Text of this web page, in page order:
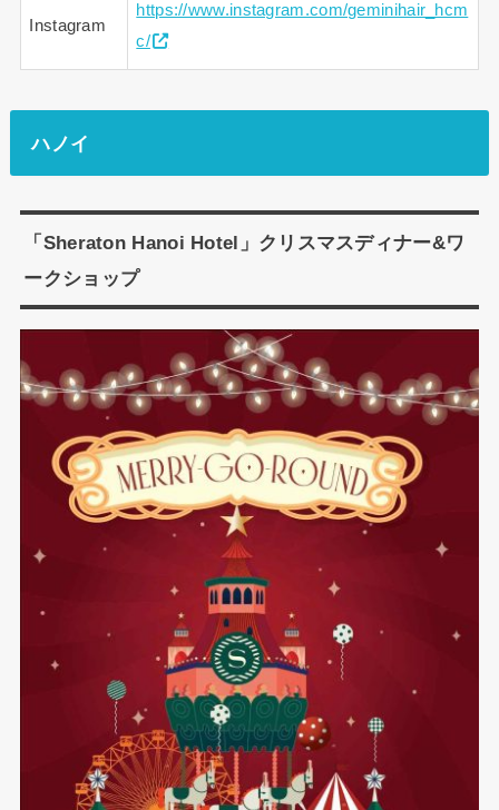
Instagram
https://www.instagram.com/geminihair_hcm
c/
ハノイ
「Sheraton Hanoi Hotel」クリスマスディナー&ワ
ークショップ